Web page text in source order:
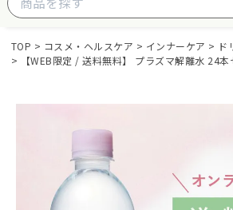
TOP コスメ・ヘルスケア インナーケア
ド
【WEB限定 / 送料無料】 プラズマ解離水 24本